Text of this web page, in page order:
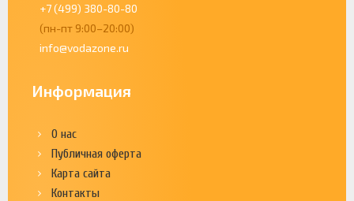
+7 (499) 380-80-80
(пн-пт 9:00–20:00)
info@vodazone.ru
Информация
О нас
Публичная оферта
Карта сайта
Контакты